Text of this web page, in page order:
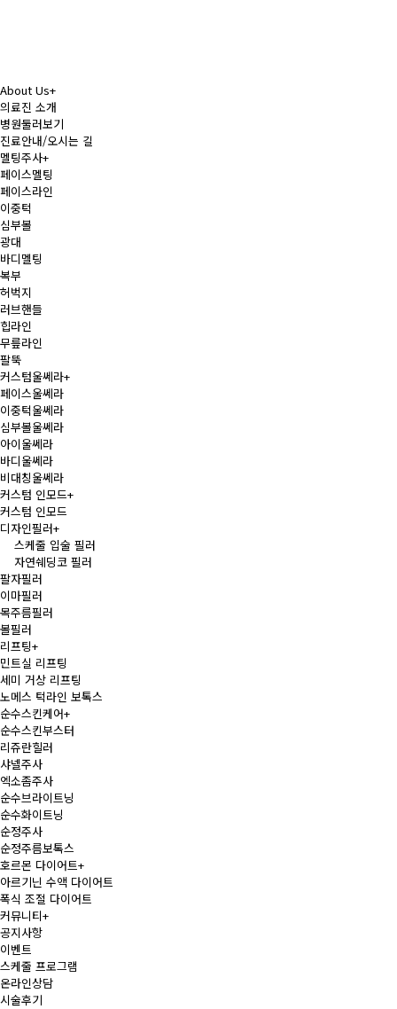
About Us+
의료진 소개
병원둘러보기
진료안내/오시는 길
멜팅주사+
페이스멜팅
페이스라인
이중턱
심부볼
광대
바디멜팅
복부
허벅지
러브핸들
힙라인
무릎라인
팔뚝
커스텀울쎄라+
페이스울쎄라
이중턱울쎄라
심부볼울쎄라
아이울쎄라
바디울쎄라
비대칭울쎄라
커스텀 인모드+
커스텀 인모드
디자인필러+
스케줄 입술 필러
자연쉐딩코 필러
팔자필러
이마필러
목주름필러
볼필러
리프팅+
민트실 리프팅
세미 거상 리프팅
노메스 턱라인 보톡스
순수스킨케어+
순수스킨부스터
리쥬란힐러
샤넬주사
엑소좀주사
순수브라이트닝
순수화이트닝
순정주사
순정주름보톡스
호르몬 다이어트+
아르기닌 수액 다이어트
폭식 조절 다이어트
커뮤니티+
공지사항
이벤트
스케줄 프로그램
온라인상담
시술후기